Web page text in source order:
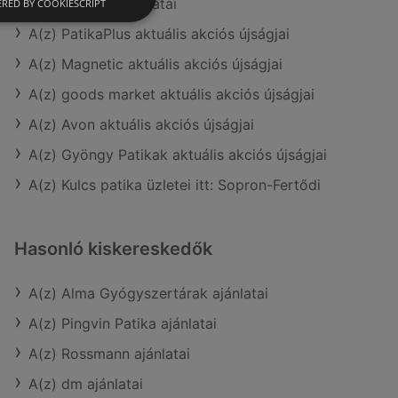
A(z) Douglas ajánlatai
A(z) PatikaPlus aktuális akciós újságjai
A(z) Magnetic aktuális akciós újságjai
A(z) goods market aktuális akciós újságjai
A(z) Avon aktuális akciós újságjai
A(z) Gyöngy Patikak aktuális akciós újságjai
A(z) Kulcs patika üzletei itt: Sopron-Fertődi
Hasonló kiskereskedők
A(z) Alma Gyógyszertárak ajánlatai
A(z) Pingvin Patika ajánlatai
A(z) Rossmann ajánlatai
A(z) dm ajánlatai
BY COOKIESCRIPT